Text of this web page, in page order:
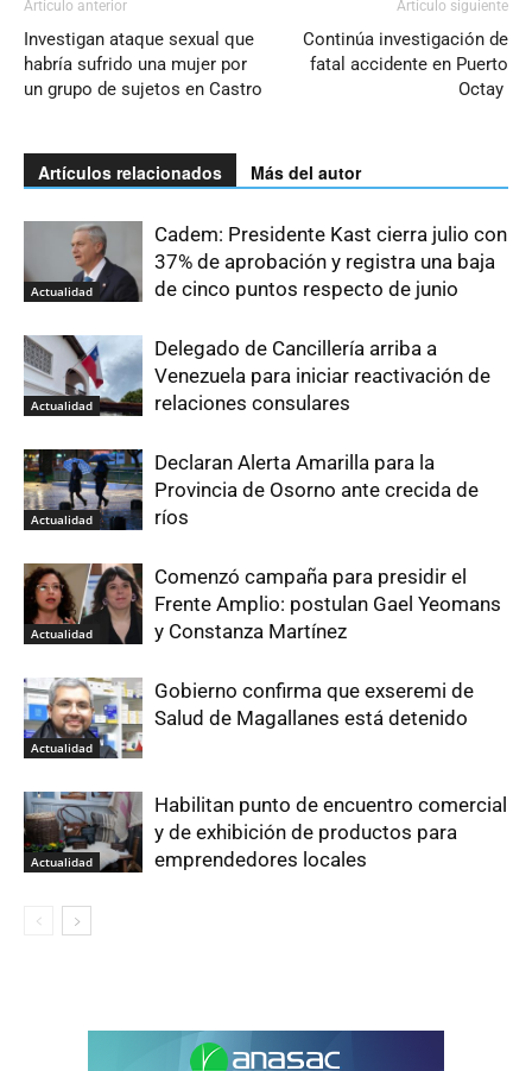
Artículo anterior
Investigan ataque sexual que
habría sufrido una mujer por
un grupo de sujetos en Castro
Artículo siguiente
Continúa investigación de
fatal accidente en Puerto
Octay
Artículos relacionados Más del autor
Actualidad
Cadem: Presidente Kast cierra julio con
37% de aprobación y registra una baja
de cinco puntos respecto de junio
Actualidad
Delegado de Cancillería arriba a
Venezuela para iniciar reactivación de
relaciones consulares
Actualidad
Declaran Alerta Amarilla para la
Provincia de Osorno ante crecida de
ríos
Actualidad
Comenzó campaña para presidir el
Frente Amplio: postulan Gael Yeomans
y Constanza Martínez
Actualidad
Gobierno confirma que exseremi de
Salud de Magallanes está detenido
Actualidad
Habilitan punto de encuentro comercial
y de exhibición de productos para
emprendedores locales